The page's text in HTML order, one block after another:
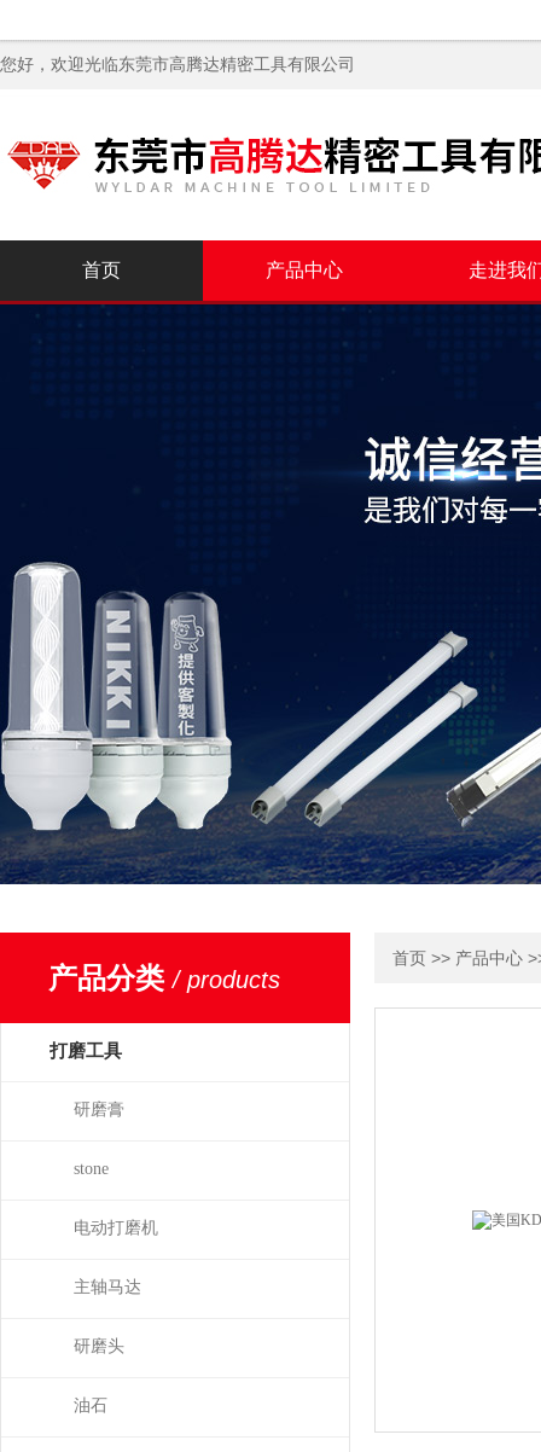
您好，欢迎光临东莞市高腾达精密工具有限公司
首页 产品中心 走进我
产品分类/ products
打磨工具
研磨膏
stone
电动打磨机
主轴马达
研磨头
油石
首页 >> 产品中心